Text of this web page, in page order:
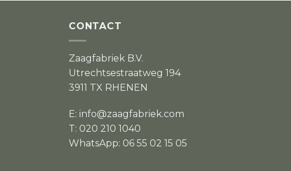
CONTACT
Zaagfabriek B.V.
Utrechtsestraatweg 194
3911 TX RHENEN
E: info@zaagfabriek.com
T: 020 210 1040
WhatsApp: 06 55 02 15 05